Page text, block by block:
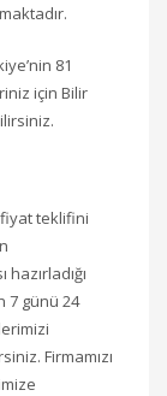
81
için Bilir
teklifini
7 günü 24
Firmamızı